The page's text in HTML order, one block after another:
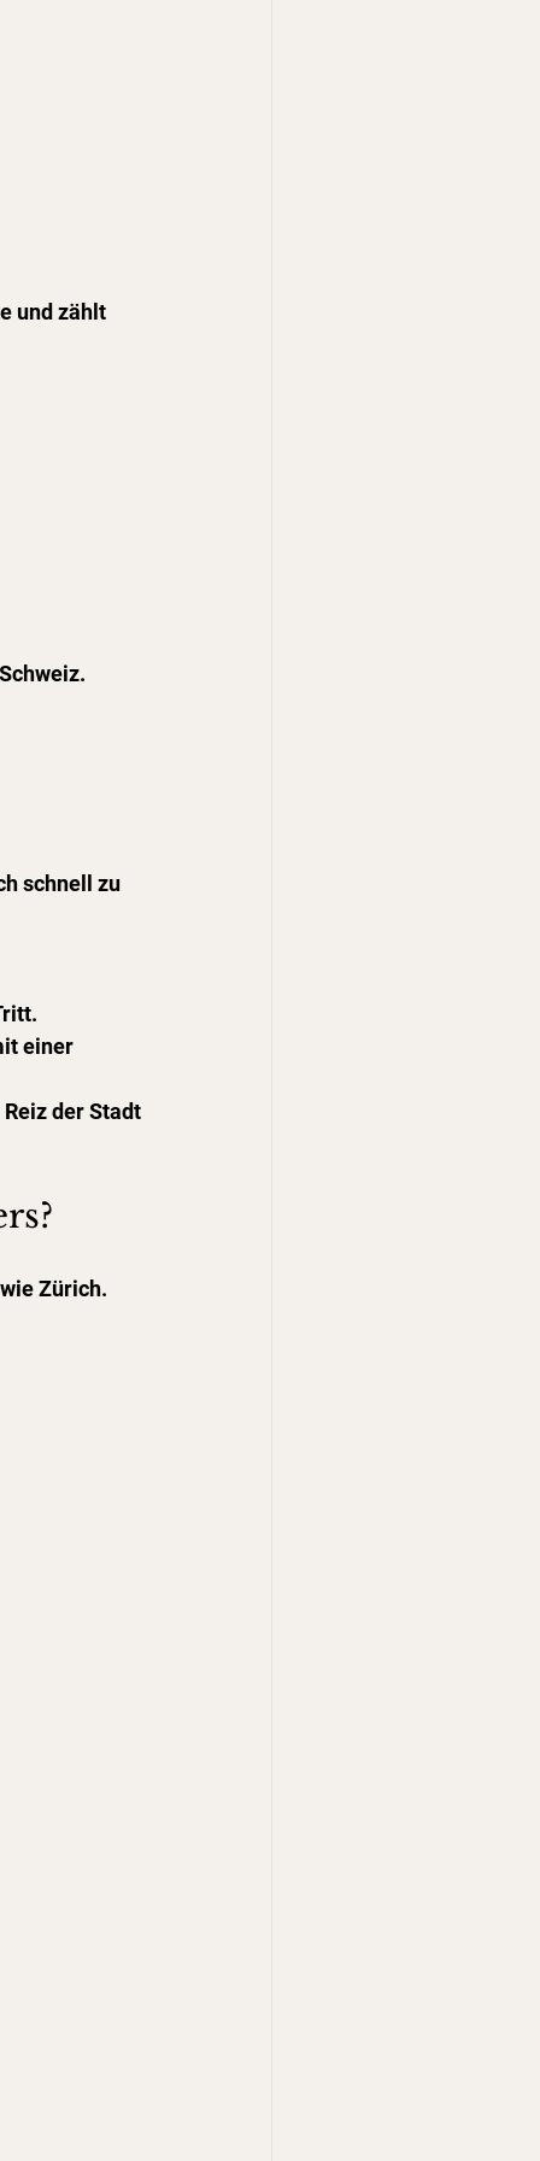
und zählt
schnell zu
einer
der Stadt
Zürich.